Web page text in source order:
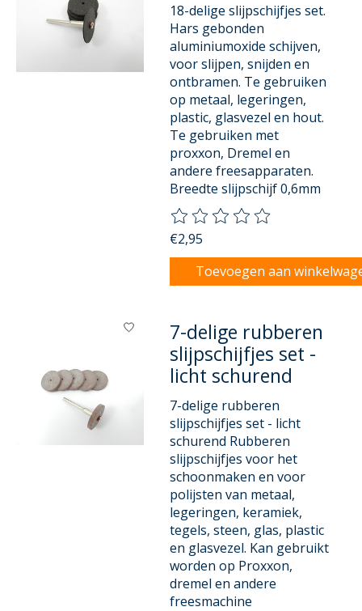
18-delige slijpschijfjes set.
Hars gebonden
aluminiumoxide schijven,
voor slijpen, snijden en
ontbramen. Te gebruiken
op metaal, legeringen,
plastic, glasvezel en hout.
Te gebruiken met
proxxon, Dremel en
andere freesapparaten.
Breedte slijpschijf 0,6mm
De beoordeling van dit
€2,95
Toevoegen aan
7-delige rubberen
slijpschijfjes set -
licht schurend
7-delige rubberen
slijpschijfjes set - licht
schurend Rubberen
slijpschijfjes voor het
schoonmaken en voor
polijsten van metaal,
legeringen, keramiek,
tegels, steen, glas, plastic
en glasvezel. Kan gebruikt
worden op Proxxon,
dremel en andere
freesmachine